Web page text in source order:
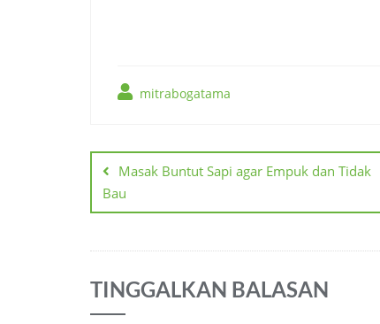
mitrabogatama
posMasak Buntut Sapi agar Empuk dan Tidak
Bau
TINGGALKAN BALASAN